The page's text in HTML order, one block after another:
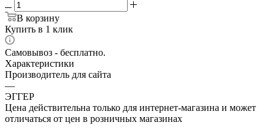
В корзину
Купить в 1 клик
Самовывоз - бесплатно.
Характеристики
Производитель для сайта
—
ЭГГЕР
Цена действительна только для интернет-магазина и может
отличаться от цен в розничных магазинах